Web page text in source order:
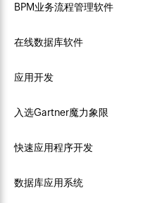
BPM业务流程管理软件
在线数据库软件
应用开发
入选Gartner魔力象限
快速应用程序开发
数据库应用系统